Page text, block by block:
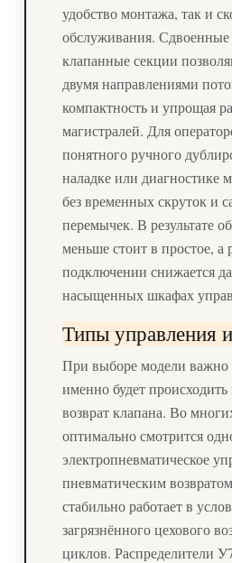
удобство монтажа, так и
обслуживания.
клапанные секции
двумя направлениями
компактность и упрощая
магистралей. Для
понятного ручного
наладке или диагностике
без временных скруток и
перемычек. В результате
меньше стоит в простое,
подключении снижается
насыщенных шкафах
Типы управления
При выборе модели важно
именно будет
возврат клапана. Во
оптимально смотрится
электропневматическое
пневматическим
стабильно работает в
загрязнённого цехового
циклов. Распределители